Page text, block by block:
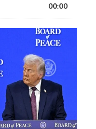
00:00